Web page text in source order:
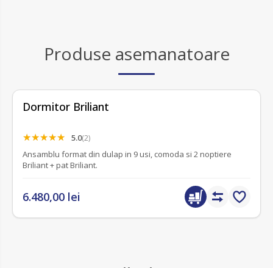
Produse asemanatoare
Dormitor Briliant
5.0(2)
Ansamblu format din dulap in 9 usi, comoda si 2 noptiere
Briliant + pat Briliant.
6.480,00 lei